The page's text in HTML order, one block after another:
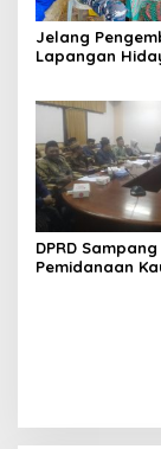
Jelang
Lapangan
Nelayan
DPRD
Pemidanaan